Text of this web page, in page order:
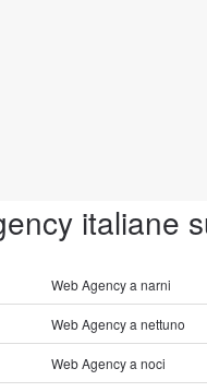
italiane
Web Agency a narni
Web Agency a nettuno
Web Agency a noci